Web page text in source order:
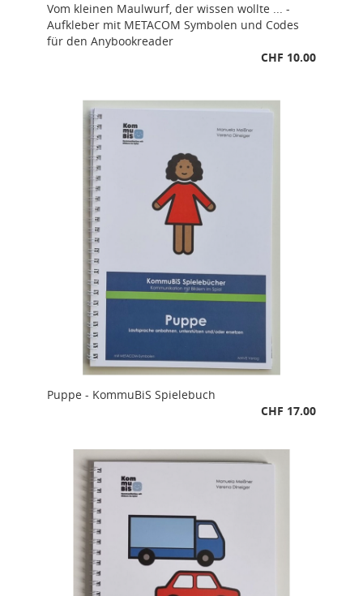
Vom kleinen Maulwurf, der wissen wollte ... -
Aufkleber mit METACOM Symbolen und Codes
für den Anybookreader
CHF 10.00
Puppe - KommuBiS Spielebuch
CHF 17.00